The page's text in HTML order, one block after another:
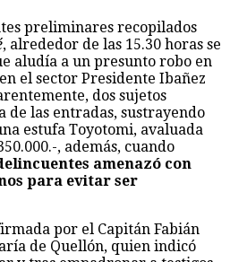
preliminares recopilados
, alrededor de las 15.30 horas se
aludía a un presunto robo en
el sector Presidente Ibañez
dos sujetos
de las entradas, sustrayendo
estufa Toyotomi, avaluada
, además, cuando
amenazó con
para evitar ser
por el Capitán Fabián
de Quellón, quien indicó